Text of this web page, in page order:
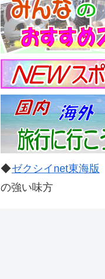
◆ゼクシイnet東海版
の強い味方